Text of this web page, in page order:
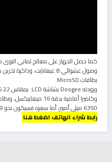
بطاقات MicroSD.
6350 ميلي أمبير، أما سعره فسيكون نحو 299 دولارا.
رابط شراء الهاتف اضغط هنا